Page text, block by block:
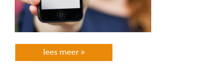
lees meer »